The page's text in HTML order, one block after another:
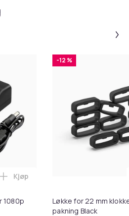
1080p
Legg SCART til HDMI-omformer
Kjøp
-12 %
Løkke for 22 mm
pakning Black